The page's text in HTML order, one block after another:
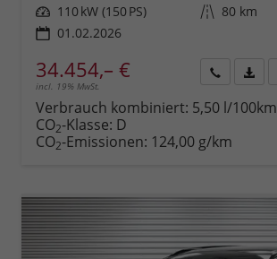
Leistung 110 kW (150 PS) Kilometerstand 80 km
01.02.2026
34.454,– €
incl. 19% MwSt.
anfordern
Datei,
Verbrauch kombiniert: 5,50 l/100km
CO2-Klasse: D
CO2-Emissionen: 124,00 g/km